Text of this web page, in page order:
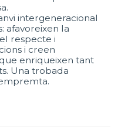
intergeneracional
afavoreixen la
respecte i
i creen
enriqueixen tant
Una trobada